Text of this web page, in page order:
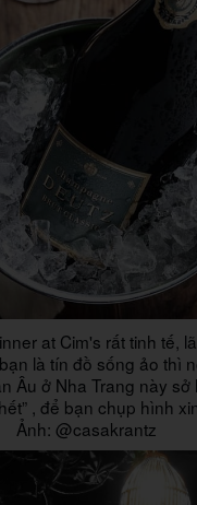
at Cim's rất tinh tế,
là tín đồ sống ảo thì
Âu ở Nha Trang này
, để bạn chụp hình
Ảnh: @casakrantz